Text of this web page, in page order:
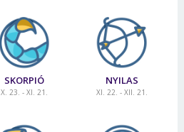
SKORPIÓ
X. 23. - XI. 21.
NYILAS
XI. 22. - XII. 21.